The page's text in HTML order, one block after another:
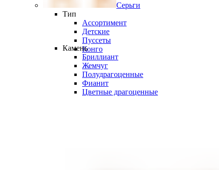
Серьги
Тип
Ассортимент
Детские
Пуссеты
Конго
Камень
Бриллиант
Жемчуг
Полудрагоценные
Фианит
Цветные драгоценные